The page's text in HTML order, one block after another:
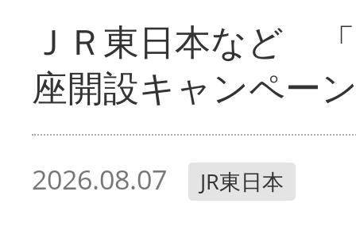
ＪＲ東日本など
座開設キャンペー
2026.08.07 JR東日本